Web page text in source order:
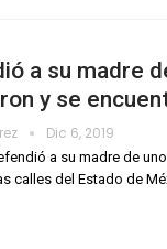
a su madre
y se
Dic 6, 2019
a su madre de
calles del Estado de